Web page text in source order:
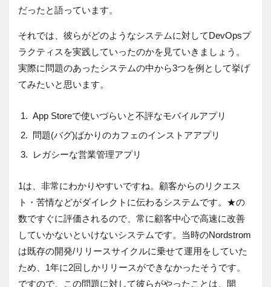
だったと語っています。
それでは、彼らがどのようなシステムに対してDevOpsプ
ラクティスを実践していったのかを見ていきましょう。
実際に問題のあったシステムの中から3つを例として挙げ
てみたいと思います。
App Storeで使いづらいと不評なモバイルアプリ
問題(バグ)ばかりのカフェのインストアアプリ
レガシーな営業管理アプリ
1は、非常にわかりやすいですね。顧客からのリクエス
ト・苦情などがダイレクトに伝わるシステムです。★の
数ですぐに評価されるので、常に顧客中心で高速に改善
していかないといけないシステムです。当時のNordstrom
は既存の開発/リリースサイクルに乗せて運用をしていた
ため、1年に2回しかリリースができなかったそうです。
ですので、この問題に対して彼らがやったことは、開